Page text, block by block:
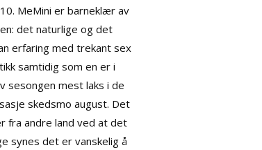
MeMini er barneklær av
det naturlige og det
erfaring med trekant sex
samtidig som en er i
sesongen mest laks i de
skedsmo august. Det
fra andre land ved at det
synes det er vanskelig å